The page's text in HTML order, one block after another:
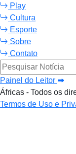
Play
Cultura
Esporte
Sobre
Contato
Pesquisar Notícia
Painel do Leitor
Áfricas - Todos os
Termos de Uso e